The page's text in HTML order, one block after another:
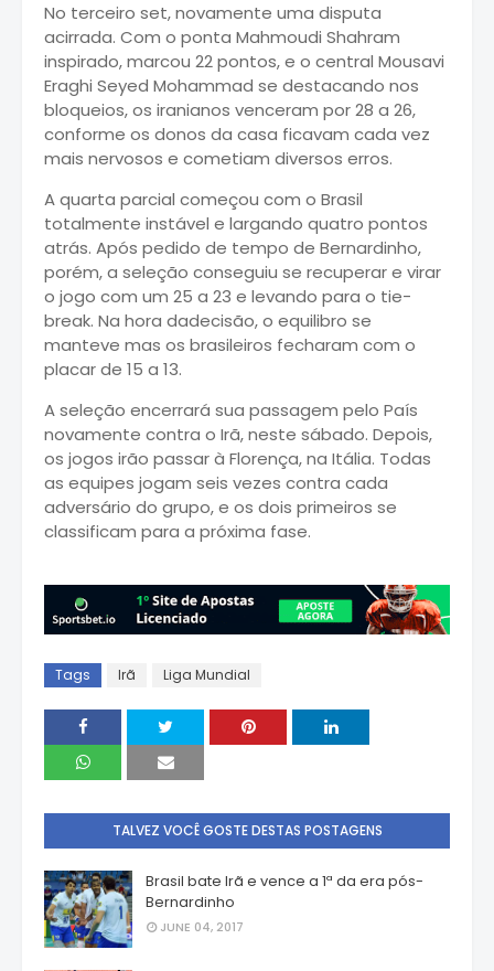
No terceiro set, novamente uma disputa
acirrada. Com o ponta Mahmoudi Shahram
inspirado, marcou 22 pontos, e o central Mousavi
Eraghi Seyed Mohammad se destacando nos
bloqueios, os iranianos venceram por 28 a 26,
conforme os donos da casa ficavam cada vez
mais nervosos e cometiam diversos erros.
A quarta parcial começou com o Brasil
totalmente instável e largando quatro pontos
atrás. Após pedido de tempo de Bernardinho,
porém, a seleção conseguiu se recuperar e virar
o jogo com um 25 a 23 e levando para o tie-
break. Na hora dadecisão, o equilibro se
manteve mas os brasileiros fecharam com o
placar de 15 a 13.
A seleção encerrará sua passagem pelo País
novamente contra o Irã, neste sábado. Depois,
os jogos irão passar à Florença, na Itália. Todas
as equipes jogam seis vezes contra cada
adversário do grupo, e os dois primeiros se
classificam para a próxima fase.
Tags Irã Liga Mundial
TALVEZ VOCÊ GOSTE DESTAS POSTAGENS
Brasil bate Irã e vence a 1ª da era pós-
Bernardinho
JUNE 04, 2017